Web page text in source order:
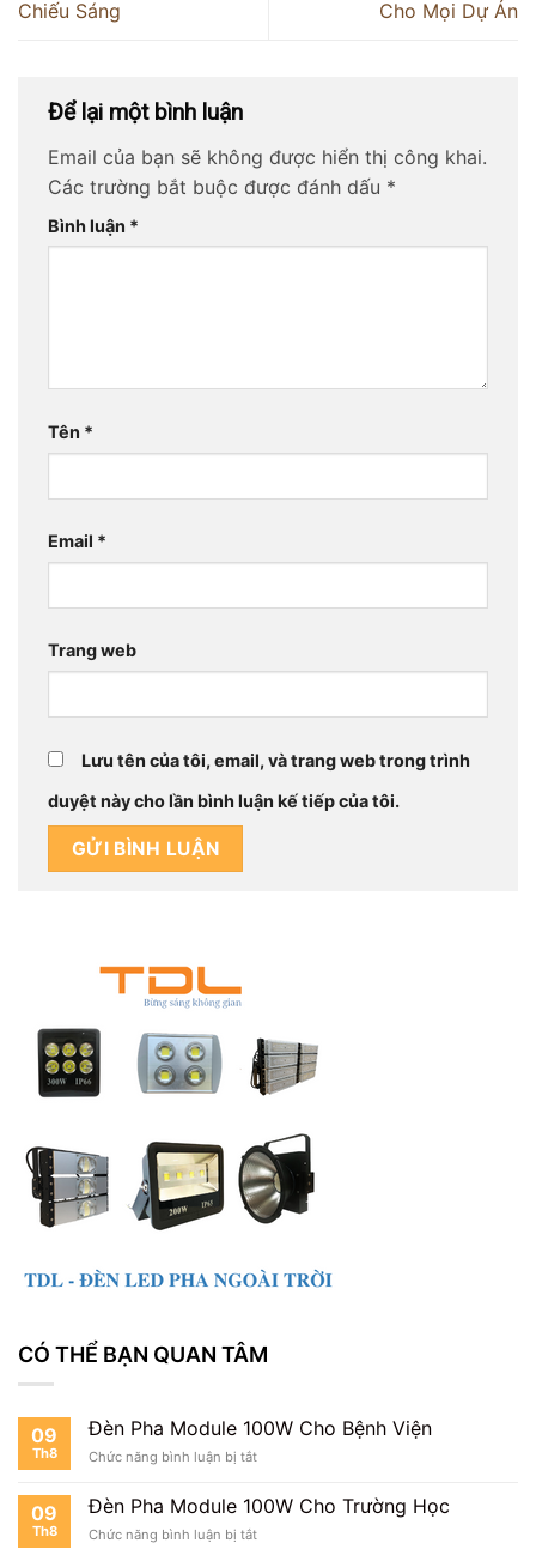
Chiếu Sáng Cho Mọi Dự Án
Để lại một bình luận
Email của bạn sẽ không được hiển thị công khai.
Các trường bắt buộc được đánh dấu *
Bình luận *
Tên *
Email *
Trang web
Lưu tên của tôi, email, và trang web trong trình
duyệt này cho lần bình luận kế tiếp của tôi.
CÓ THỂ BẠN QUAN TÂM
09
Th8
Đèn Pha Module 100W Cho Bệnh Viện
Chức năng bình luận bị tắtở
Pha
Module
100W
09
Th8
Đèn Pha Module 100W Cho Trường Học
Chức năng bình luận bị tắtở